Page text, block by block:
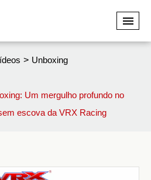
Unboxing
Um mergulho profundo no
escova da VRX Racing